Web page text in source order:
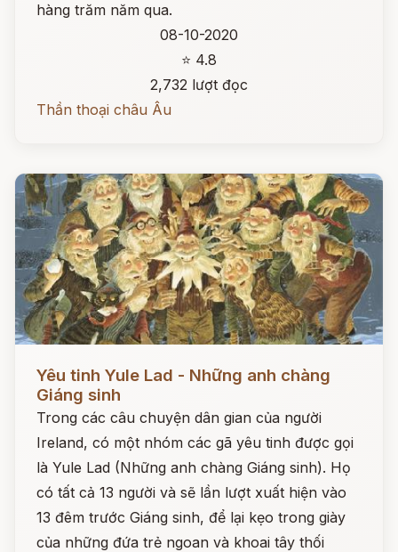
hàng trăm năm qua.
08-10-2020
⭐ 4.8
2,732 lượt đọc
Thần thoại châu Âu
Yêu tinh Yule Lad - Những anh chàng
Giáng sinh
Trong các câu chuyện dân gian của người
Ireland, có một nhóm các gã yêu tinh được gọi
là Yule Lad (Những anh chàng Giáng sinh). Họ
có tất cả 13 người và sẽ lần lượt xuất hiện vào
13 đêm trước Giáng sinh, để lại kẹo trong giày
của những đứa trẻ ngoan và khoai tây thối